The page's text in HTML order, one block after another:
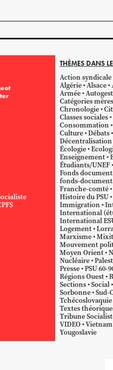
THÈMES DANS
Action syndicale
Algérie Alsace
Armée
Catégories mères
Chronologie
Classes sociales
Consommation
Culture Débats
Décentralisation
Écologie
Enseignement
Étudiants/UNEF
Fonds
fonds-
Franche-comté
Histoire du PSU
Immigration
International
International
Logement
Marxisme
Mouvement
Moyen Orient
Nucléaire
Presse PSU 60-
Régions Ouest
Sections Social
Sorbonne Sud-
Tchécoslovaquie
Textes
Tribune
VIDEO Vietnam
Yougoslavie